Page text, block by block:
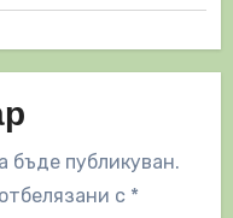
бъде публикуван.
с *